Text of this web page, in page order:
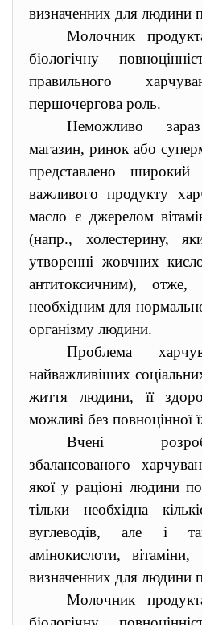
визначенних для людини
Молочник
біологічну
правильного
першочергова роль.
Неможливо
магазин, ринок або
представлено широкий
важливого продукту
масло є джерелом
(напр., холестерину,
утворенні жовчних
антитоксичним),
необхідним для
організму людини.
Проблема
найважливіших
життя людини, її
можливі без повноцінної
Вчені
збалансованого
якої у раціоні людини
тільки необхідна
вуглеводів, але і
амінокислоти,
визначенних для людини
Молочник